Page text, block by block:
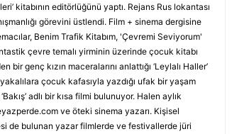
kitabının editörlüğünü yaptı. Rejans Rus lokantası
görevini üstlendi. Film + sinema dergisine
Benim Trafik Kitabım, 'Çevremi Seviyorum'
çevre temalı yirminin üzerinde çocuk kitabı
genç kızın maceralarını anlattığı ‘Leylalı Haller’
çocuk kafasıyla yazdığı ufak bir yaşam
adlı bir kısa filmi bulunuyor. Halen aylık
ve öteki sinema yazarı. Kişisel
de bulunan yazar filmlerde ve festivallerde jüri